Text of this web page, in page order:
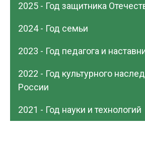
2025 - Год защитника
2024 - Год семьи
2023 - Год педагога и
2022 - Год культурного
России
2021 - Год науки и технологий